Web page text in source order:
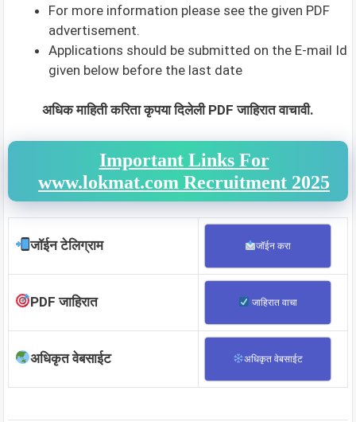
For more information please see the given PDF
advertisement.
Applications should be submitted on the E-mail Id
given below before the last date
अधिक माहिती करिता कृपया दिलेली PDF जाहिरात वाचावी.
Important Links For
www.lokmat.com Recruitment 2025
जॉईन टेलिग्राम जॉईन करा
PDF जाहिरात जाहिरात वाचा
अधिकृत वेबसाईट अधिकृत वेबसाईट